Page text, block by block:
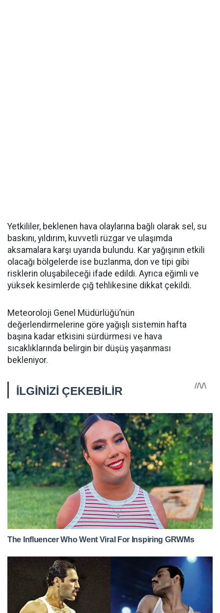
Yetkililer, beklenen hava olaylarına bağlı olarak sel, su
baskını, yıldırım, kuvvetli rüzgar ve ulaşımda
aksamalara karşı uyarıda bulundu. Kar yağışının etkili
olacağı bölgelerde ise buzlanma, don ve tipi gibi
risklerin oluşabileceği ifade edildi. Ayrıca eğimli ve
yüksek kesimlerde çığ tehlikesine dikkat çekildi.
Meteoroloji Genel Müdürlüğü’nün
değerlendirmelerine göre yağışlı sistemin hafta
başına kadar etkisini sürdürmesi ve hava
sıcaklıklarında belirgin bir düşüş yaşanması
bekleniyor.